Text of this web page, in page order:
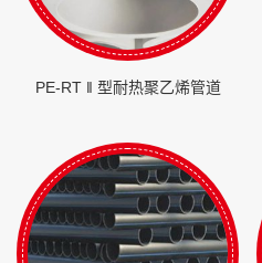
PE-RT ‖ 型耐热聚乙烯管道